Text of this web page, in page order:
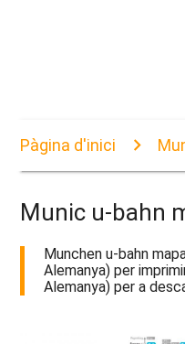
Pàgina d'inici
Munic u-bahn
Munchen u-bahn
Alemanya) per
Alemanya) per a